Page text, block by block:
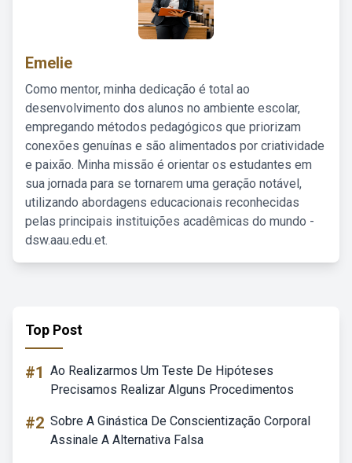
Emelie
Como mentor, minha dedicação é total ao
desenvolvimento dos alunos no ambiente escolar,
empregando métodos pedagógicos que priorizam
conexões genuínas e são alimentados por criatividade
e paixão. Minha missão é orientar os estudantes em
sua jornada para se tornarem uma geração notável,
utilizando abordagens educacionais reconhecidas
pelas principais instituições acadêmicas do mundo -
dsw.aau.edu.et.
Top Post
#1 Ao Realizarmos Um Teste De Hipóteses
Precisamos Realizar Alguns Procedimentos
#2 Sobre A Ginástica De Conscientização Corporal
Assinale A Alternativa Falsa